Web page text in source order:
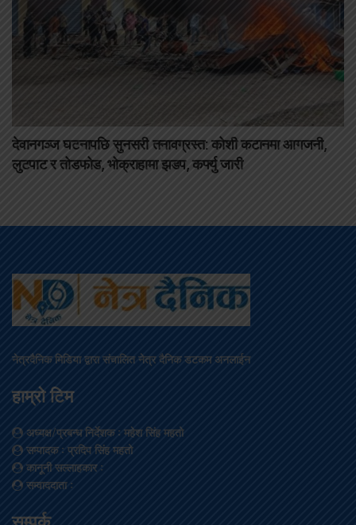
देवानगञ्ज घटनापछि सुनसरी तनावग्रस्त: कोशी कटानमा आगजनी,
लुटपाट र तोडफोड, भोक्राहामा झडप, कर्फ्यु जारी
नेत्रदैनिक मिडिया द्वारा संचालित नेत्र दैनिक डटकम अनलाईन
हाम्रो टिम
अध्यक्ष/प्रबन्ध निर्देशक: महेश सिंह महतो
सम्पादक: प्रदिप सिंह महतो
कानूनी सल्लाहकार:
सम्वाददाता: